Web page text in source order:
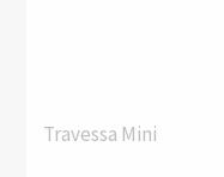
Travessa Mini